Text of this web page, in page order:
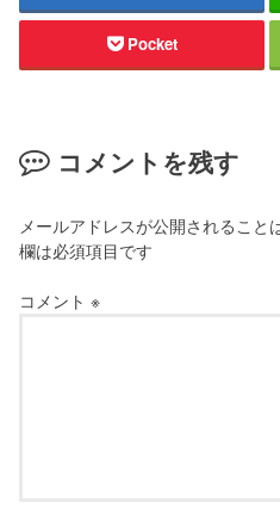
Pocket
コメントを残す
メールアドレスが公開されること
欄は必須項目です
コメント※